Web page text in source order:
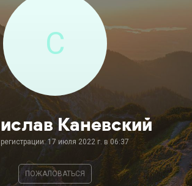
С
Каневский
17 июля 2022 г. в 06:37
ПОЖАЛОВАТЬСЯ